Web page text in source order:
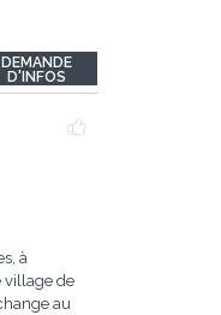
DEMANDE
D'INFOS
à
village de
au